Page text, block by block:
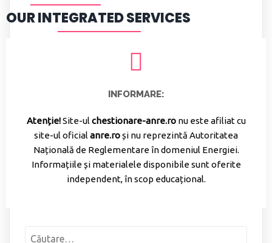
OUR INTEGRATED SERVICES
INFORMARE:
Atenție!Site-ul chestionare-anre.ronu este afiliat cu
site-ul oficial anre.roși nu reprezintă Autoritatea
Națională de Reglementare în domeniul Energiei.
Informațiile și materialele disponibile sunt oferite
independent, în scop educațional.